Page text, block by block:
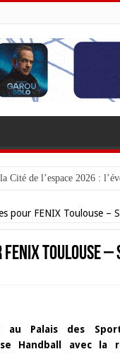
Cité de l’espace 2026 :
pour FENIX Toulouse –
Toulouse –
au Palais des
Handball avec la